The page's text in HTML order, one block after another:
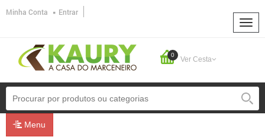
Minha Conta Entrar
0
Ver Cesta
Menu